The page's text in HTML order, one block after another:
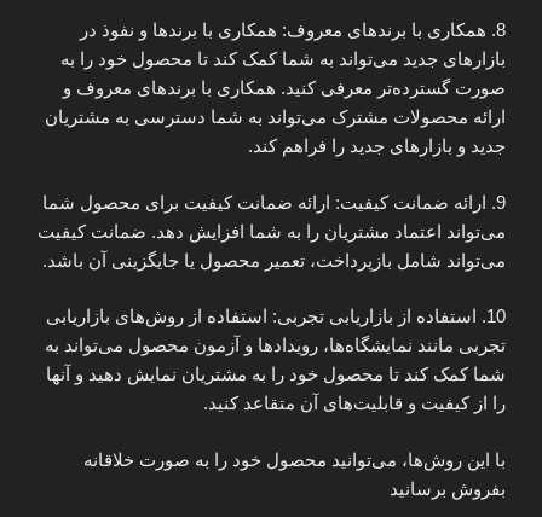
8. همکاری با برندهای معروف: همکاری با برندها و نفوذ در
بازارهای جدید می‌تواند به شما کمک کند تا محصول خود را به
صورت گسترده‌تر معرفی کنید. همکاری با برندهای معروف و
ارائه محصولات مشترک می‌تواند به شما دسترسی به مشتریان
جدید و بازارهای جدید را فراهم کند.
9. ارائه ضمانت کیفیت: ارائه ضمانت کیفیت برای محصول شما
می‌تواند اعتماد مشتریان را به شما افزایش دهد. ضمانت کیفیت
می‌تواند شامل بازپرداخت، تعمیر محصول یا جایگزینی آن باشد.
10. استفاده از بازاریابی تجربی: استفاده از روش‌های بازاریابی
تجربی مانند نمایشگاه‌ها، رویدادها و آزمون محصول می‌تواند به
شما کمک کند تا محصول خود را به مشتریان نمایش دهید و آنها
را از کیفیت و قابلیت‌های آن متقاعد کنید.
با این روش‌ها، می‌توانید محصول خود را به صورت خلاقانه
بفروش برسانید